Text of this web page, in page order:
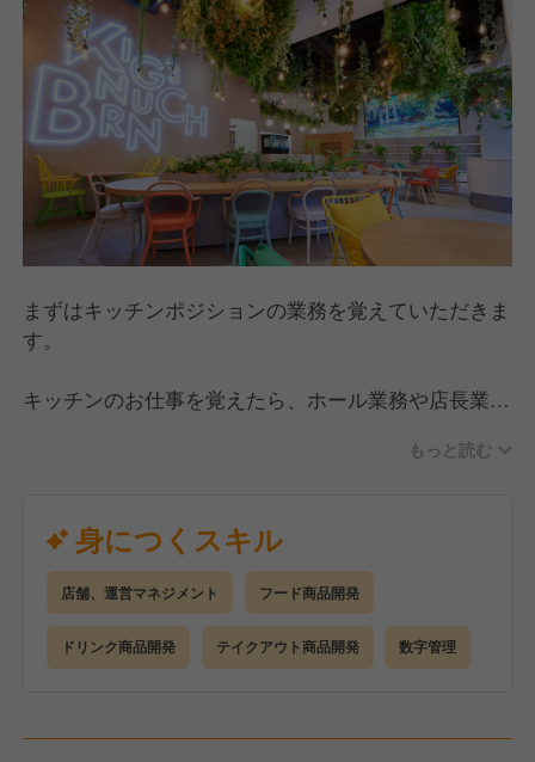
まずはキッチンポジションの業務を覚えていただきま
す。
キッチンのお仕事を覚えたら、ホール業務や店長業務
コラボメニューはイベント毎に頻繁に変わるため、美
提供するオペレーションも重要になります。
オペレーション設計や、コラボメニュー開発業務は、
ご自身のキャリアアップにもつながります！
将来的には、エリアマネージャーや、
新規飲食事業をリードする存在になっていただきたい
もっと読む
身につくスキル
店舗、運営マネジメント フード商品開発
ドリンク商品開発 テイクアウト商品開発 数字管理